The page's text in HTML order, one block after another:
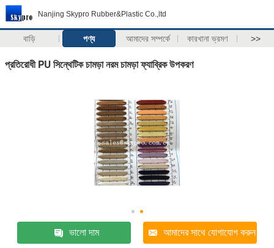
Nanjing Skypro Rubber&Plastic Co.,ltd
বাড়ি পণ্য আমাদের সম্পর্কে কারখানা ভ্রমণ >>
প্রতিরোধী PU সিন্থেটিক চামড়া নরম চামড়া ফ্যাব্রিক উপকরণ
ভালো দাম আমাদের সাথে যোগাযোগ করুন